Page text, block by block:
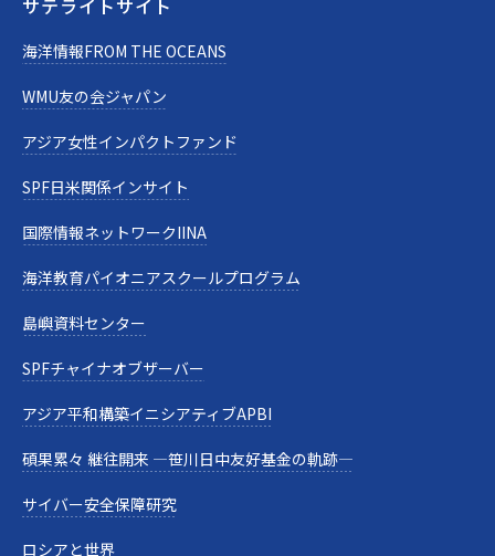
サテライトサイト
海洋情報FROM THE OCEANS
WMU友の会ジャパン
アジア女性インパクトファンド
SPF日米関係インサイト
国際情報ネットワークIINA
海洋教育パイオニアスクールプログラム
島嶼資料センター
SPFチャイナオブザーバー
アジア平和構築イニシアティブAPBI
碩果累々 継往開来 —笹川日中友好基金の軌跡—
サイバー安全保障研究
ロシアと世界